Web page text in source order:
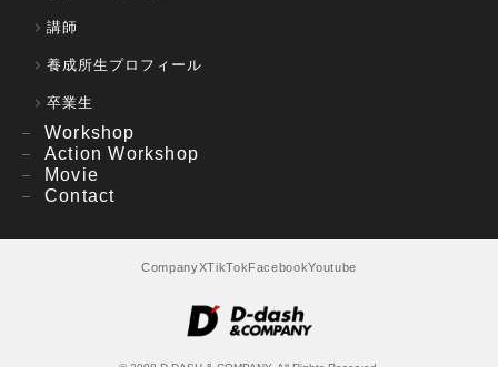
講師
養成所生プロフィール
卒業生
Workshop
Action Workshop
Movie
Contact
CompanyXTikTokFacebookYoutube